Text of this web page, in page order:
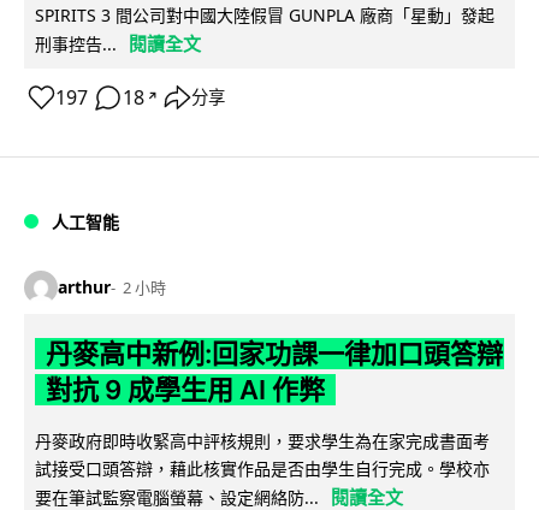
SPIRITS 3 間公司對中國大陸假冒 GUNPLA 廠商「星動」發起
刑事控告...
閱讀全文
197 18 ↗ 分享
人工智能
arthur 2 小時
丹麥高中新例:回家功課一律加口頭答辯
對抗 9 成學生用 AI 作弊
丹麥政府即時收緊高中評核規則，要求學生為在家完成書面考
試接受口頭答辯，藉此核實作品是否由學生自行完成。學校亦
要在筆試監察電腦螢幕、設定網絡防...
閱讀全文